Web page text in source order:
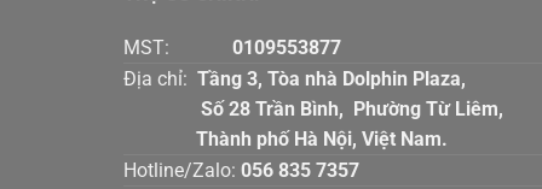
MST: 0109553877
Địa chỉ: Tầng 3, Tòa nhà Dolphin
Số 28 Trần Bình, Phường Từ
Thành phố Hà Nội, Việt Nam.
Hotline/Zalo: 056 835 7357